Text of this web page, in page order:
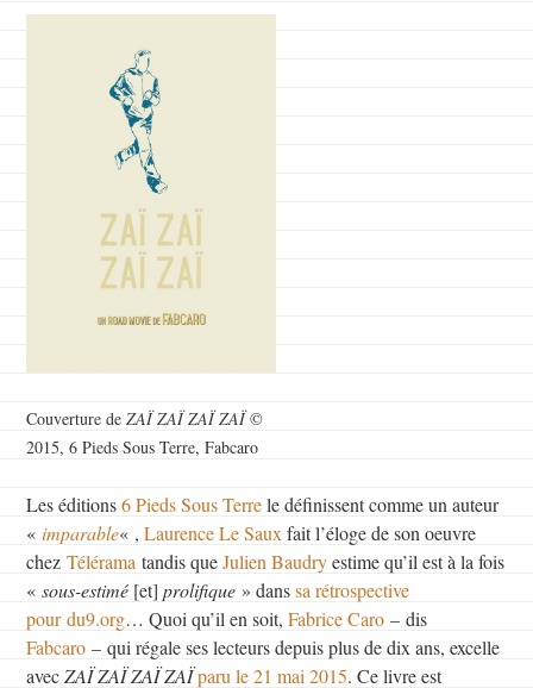
Couverture deZAÏ ZAÏ ZAÏ ZAÏ©
2015, 6 Pieds Sous Terre, Fabcaro
Les éditions6 Pieds Sous Terrele définissent comme un auteur
«imparable« ,Laurence Le Saux fait l’éloge de son oeuvre
chezTélérama tandis queJulien Baudryestime qu’il est à la fois
«sous-estimé [et]prolifique » danssa rétrospective
pour du9.org… Quoi qu’il en soit,Fabrice Caro – dis
Fabcaro – qui régale ses lecteurs depuis plus de dix ans, excelle
avecZAÏ ZAÏ ZAÏ ZAÏparu le 21 mai 2015. Ce livre est